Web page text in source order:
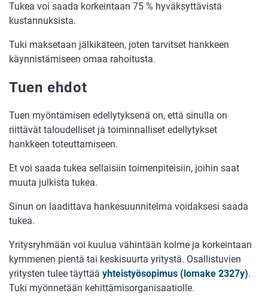
Tukea voi saada korkeintaan 75 % hyväksyttävistä
kustannuksista.
Tuki maksetaan jälkikäteen, joten tarvitset hankkeen
käynnistämiseen omaa rahoitusta.
Tuen ehdot
Tuen myöntämisen edellytyksenä on, että sinulla on
riittävät taloudelliset ja toiminnalliset edellytykset
hankkeen toteuttamiseen.
Et voi saada tukea sellaisiin toimenpiteisiin, joihin saat
muuta julkista tukea.
Sinun on laadittava hankesuunnitelma voidaksesi saada
tukea.
Yritysryhmään voi kuulua vähintään kolme ja korkeintaan
kymmenen pientä tai keskisuurta yritystä. Osallistuvien
yritysten tulee täyttää yhteistyösopimus (lomake 2327y).
Tuki myönnetään kehittämisorganisaatiolle.